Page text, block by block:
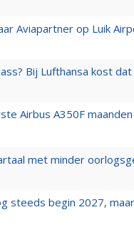
Aviapartner op Luik
Bij Lufthansa kost
Airbus A350F
met minder
steeds begin 2027,